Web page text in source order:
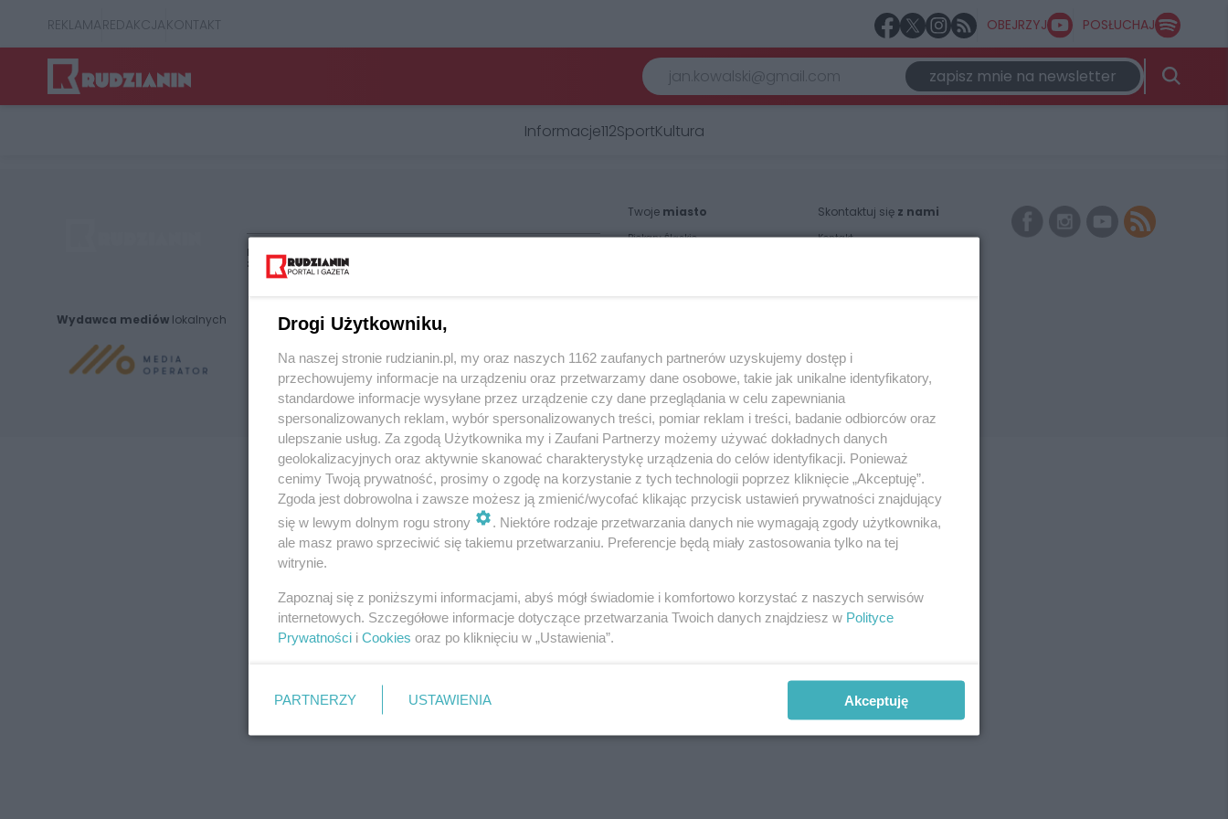
REKLAMAREDAKCJAKONTAKT OBEJRZYJ POSŁUCHAJ
zapisz mnie na newsletter
Informacje112SportKultura
Wydawca mediów lokalnych
Nie zapomnij
zapoznać się z:
polityką prywatności
Twoje miasto
Piekary Śląskie
Gliwice
Zabrze
Zagłębie
Skontaktuj się z nami
Kontakt
Drogi Użytkowniku,
Na naszej stronie rudzianin.pl, my oraz naszych 1162 zaufanych partnerów uzyskujemy dostęp i
przechowujemy informacje na urządzeniu oraz przetwarzamy dane osobowe, takie jak unikalne identyfikatory,
standardowe informacje wysyłane przez urządzenie czy dane przeglądania w celu zapewniania
spersonalizowanych reklam, wybór spersonalizowanych treści, pomiar reklam i treści, badanie odbiorców oraz
ulepszanie usług. Za zgodą Użytkownika my i Zaufani Partnerzy możemy używać dokładnych danych
geolokalizacyjnych oraz aktywnie skanować charakterystykę urządzenia do celów identyfikacji. Ponieważ
cenimy Twoją prywatność, prosimy o zgodę na korzystanie z tych technologii poprzez kliknięcie „Akceptuję”.
Zgoda jest dobrowolna i zawsze możesz ją zmienić/wycofać klikając przycisk ustawień prywatności znajdujący
się w lewym dolnym rogu strony
. Niektóre rodzaje przetwarzania danych nie wymagają zgody użytkownika,
ale masz prawo sprzeciwić się takiemu przetwarzaniu. Preferencje będą miały zastosowania tylko na tej
witrynie.
Zapoznaj się z poniższymi informacjami, abyś mógł świadomie i komfortowo korzystać z naszych serwisów
internetowych. Szczegółowe informacje dotyczące przetwarzania Twoich danych znajdziesz w Polityce
Prywatności i Cookies oraz po kliknięciu w „Ustawienia”.
PARTNERZY USTAWIENIA Akceptuję